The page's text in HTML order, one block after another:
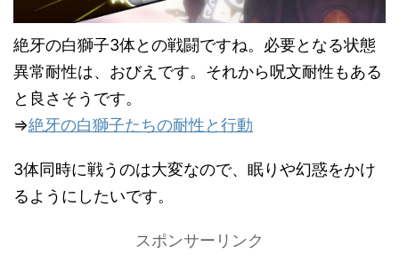
絶牙の白獅子3体との戦闘ですね。必要となる状態
異常耐性は、おびえです。それから呪文耐性もある
と良さそうです。
⇒絶牙の白獅子たちの耐性と行動
3体同時に戦うのは大変なので、眠りや幻惑をかけ
るようにしたいです。
スポンサーリンク